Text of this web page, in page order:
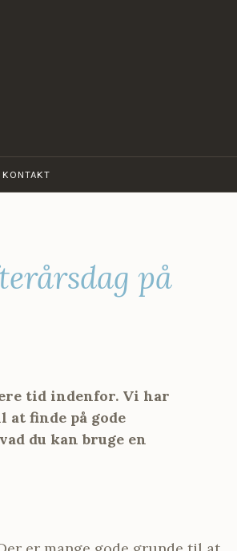
KONTAKT
på
tid indenfor. Vi har
finde på gode
du kan bruge en